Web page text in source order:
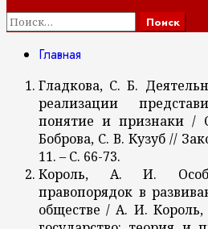
Найти:
Главная
Гладкова, С. Б.
реализации
понятие и признаки /
Боброва, С. В. Кузуб //
11. – С. 66-73.
Король, А. И.
правопорядок в
обществе / А. И.